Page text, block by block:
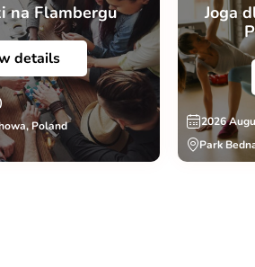
na Flambergu
details
Poland
Joga
2026
Park